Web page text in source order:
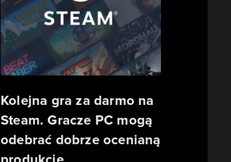
Kolejna gra za darmo na
Steam. Gracze PC mogą
odebrać dobrze ocenianą